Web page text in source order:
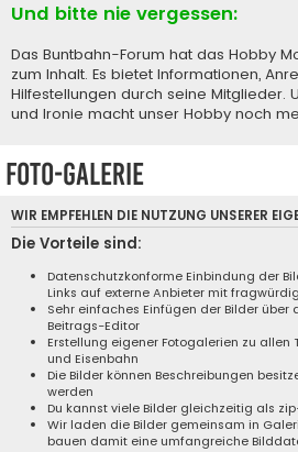
Und bitte nie vergessen:
Das Buntbahn-Forum hat das Hobby
zum Inhalt. Es bietet Informationen,
Hilfestellungen durch seine Mitglieder.
und Ironie macht unser Hobby noch
Foto-Galerie
WIR EMPFEHLEN DIE NUTZUNG UNSERER
Die Vorteile sind:
Datenschutzkonforme Einbindung der
Links auf externe Anbieter mit
Sehr einfaches Einfügen der Bilder über
Beitrags-Editor
Erstellung eigener Fotogalerien zu allen
und Eisenbahn
Die Bilder können Beschreibungen
werden
Du kannst viele Bilder gleichzeitig als
Wir laden die Bilder gemeinsam in
bauen damit eine umfangreiche